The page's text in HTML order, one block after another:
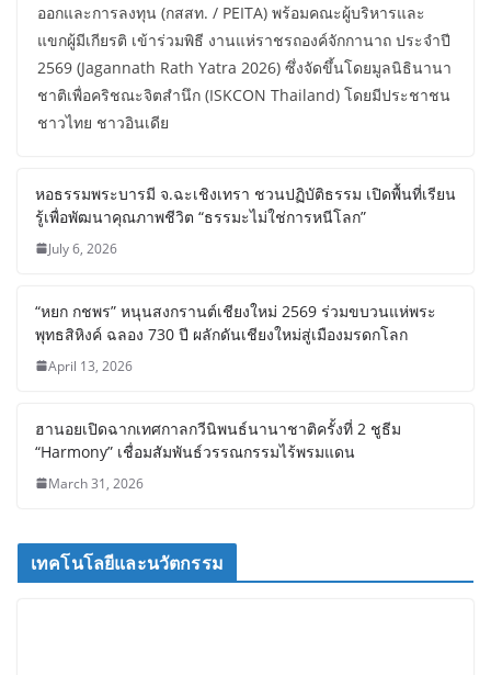
ออกและการลงทุน (กสสท. / PEITA) พร้อมคณะผู้บริหารและ
แขกผู้มีเกียรติ เข้าร่วมพิธี งานแห่ราชรถองค์จักกานาถ ประจำปี
2569 (Jagannath Rath Yatra 2026) ซึ่งจัดขึ้นโดยมูลนิธินานา
ชาติเพื่อคริชณะจิตสำนึก (ISKCON Thailand) โดยมีประชาชน
ชาวไทย ชาวอินเดีย
หอธรรมพระบารมี จ.ฉะเชิงเทรา ชวนปฏิบัติธรรม เปิดพื้นที่เรียน
รู้เพื่อพัฒนาคุณภาพชีวิต “ธรรมะไม่ใช่การหนีโลก”
July 6, 2026
“หยก กชพร” หนุนสงกรานต์เชียงใหม่ 2569 ร่วมขบวนแห่พระ
พุทธสิหิงค์ ฉลอง 730 ปี ผลักดันเชียงใหม่สู่เมืองมรดกโลก
April 13, 2026
ฮานอยเปิดฉากเทศกาลกวีนิพนธ์นานาชาติครั้งที่ 2 ชูธีม
“Harmony” เชื่อมสัมพันธ์วรรณกรรมไร้พรมแดน
March 31, 2026
เทคโนโลยีและนวัตกรรม